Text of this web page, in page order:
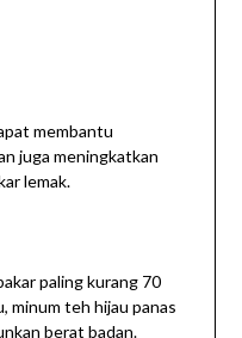
membantu
juga meningkatkan
lemak.
paling kurang 70
minum teh hijau panas
berat badan.